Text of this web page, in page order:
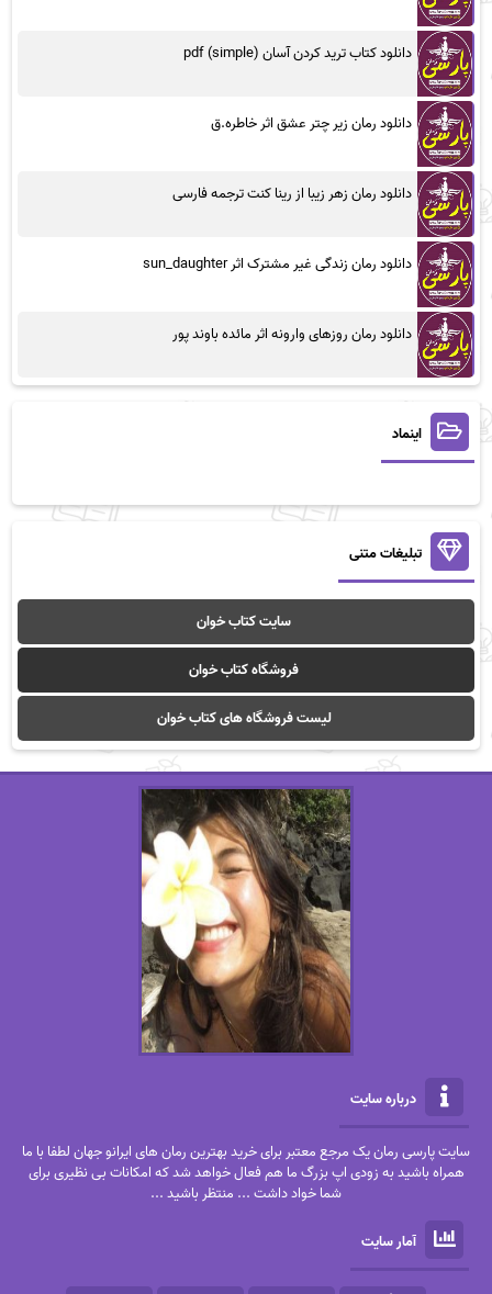
دانلود کتاب ترید کردن آسان (simple) pdf
دانلود رمان زیر چتر عشق اثر خاطره.ق
دانلود رمان زهر زیبا از رینا کنت ترجمه فارسی
دانلود رمان زندگی غیر مشترک اثر sun_daughter
دانلود رمان روزهای وارونه اثر مائده باوند پور
اینماد
تبلیغات متنی
سایت کتاب خوان
فروشگاه کتاب خوان
لیست فروشگاه های کتاب خوان
درباره سایت
سایت پارسی رمان یک مرجع معتبر برای خرید بهترین رمان های ایرانو جهان لطفا با ما
همراه باشید به زودی اپ بزرگ ما هم فعال خواهد شد که امکانات بی نظیری برای
شما خواد داشت ... منتظر باشید ...
آمار سایت